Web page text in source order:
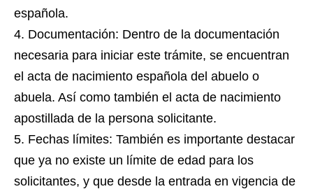
española.
Documentación: Dentro de la documentación
necesaria para iniciar este trámite, se encuentran
el acta de nacimiento española del abuelo o
abuela. Así como también el acta de nacimiento
apostillada de la persona solicitante.
Fechas límites: También es importante destacar
que ya no existe un límite de edad para los
solicitantes, y que desde la entrada en vigencia de